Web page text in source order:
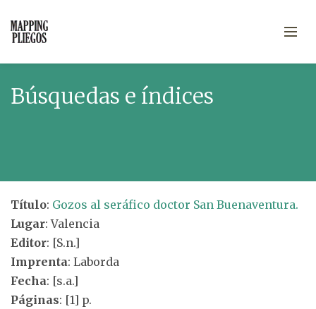
Búsquedas e índices
Título: Gozos al seráfico doctor San Buenaventura.
Lugar: Valencia
Editor: [S.n.]
Imprenta: Laborda
Fecha: [s.a.]
Páginas: [1] p.